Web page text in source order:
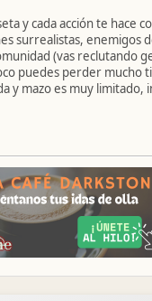
y cada acción te hace
surrealistas, enemigos
(vas reclutando
puedes perder mucho
y mazo es muy limitado,